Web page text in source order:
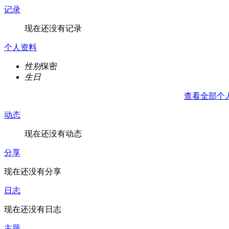
记录
现在还没有记录
个人资料
性别保密
生日
查看全部个
动态
现在还没有动态
分享
现在还没有分享
日志
现在还没有日志